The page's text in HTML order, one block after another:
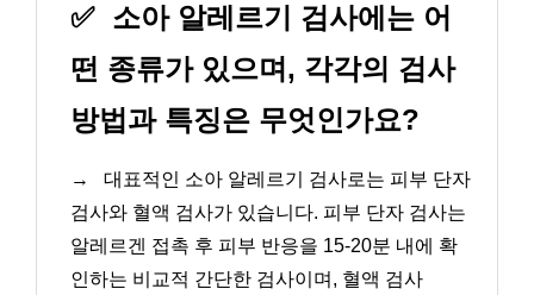
✅ 소아 알레르기 검사에는 어
떤 종류가 있으며, 각각의 검사
방법과 특징은 무엇인가요?
→
대표적인 소아 알레르기 검사로는 피부 단자
검사와 혈액 검사가 있습니다. 피부 단자 검사는
알레르겐 접촉 후 피부 반응을 15-20분 내에 확
인하는 비교적 간단한 검사이며, 혈액 검사